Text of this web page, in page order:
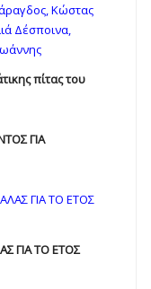
πίτας του
ΓΙΑ
ΓΙΑ ΤΟ ΕΤΟΣ